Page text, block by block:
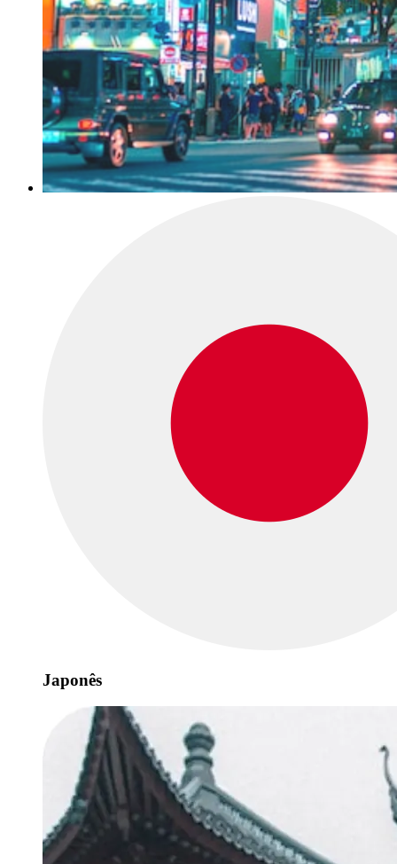
Japonês